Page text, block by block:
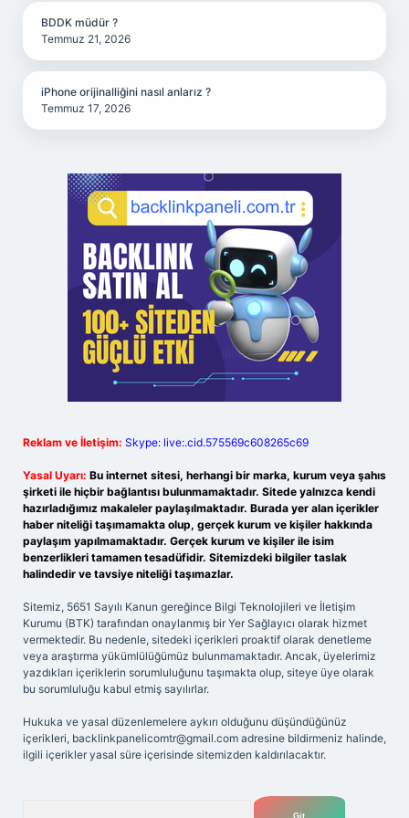
BDDK müdür ?
Temmuz 21, 2026
iPhone orijinalliğini nasıl anlarız ?
Temmuz 17, 2026
Reklam ve İletişim: Skype: live:.cid.575569c608265c69
Yasal Uyarı: Bu internet sitesi, herhangi bir marka, kurum veya şahıs
şirketi ile hiçbir bağlantısı bulunmamaktadır. Sitede yalnızca kendi
hazırladığımız makaleler paylaşılmaktadır. Burada yer alan içerikler
haber niteliği taşımamakta olup, gerçek kurum ve kişiler hakkında
paylaşım yapılmamaktadır. Gerçek kurum ve kişiler ile isim
benzerlikleri tamamen tesadüfidir. Sitemizdeki bilgiler taslak
halindedir ve tavsiye niteliği taşımazlar.
Sitemiz, 5651 Sayılı Kanun gereğince Bilgi Teknolojileri ve İletişim
Kurumu (BTK) tarafından onaylanmış bir Yer Sağlayıcı olarak hizmet
vermektedir. Bu nedenle, sitedeki içerikleri proaktif olarak denetleme
veya araştırma yükümlülüğümüz bulunmamaktadır. Ancak, üyelerimiz
yazdıkları içeriklerin sorumluluğunu taşımakta olup, siteye üye olarak
bu sorumluluğu kabul etmiş sayılırlar.
Hukuka ve yasal düzenlemelere aykırı olduğunu düşündüğünüz
içerikleri, backlinkpanelicomtr@gmail.com adresine bildirmeniz halinde,
ilgili içerikler yasal süre içerisinde sitemizden kaldırılacaktır.